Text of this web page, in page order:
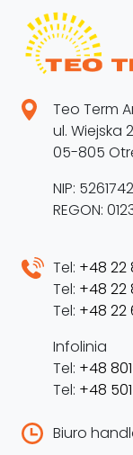
Teo Term
ul. Wiejska
05-805
NIP:
REGON:
Tel: +48 22
Tel: +48 22
Tel: +48 22
Infolinia
Tel: +48
Tel: +48 501
Biuro